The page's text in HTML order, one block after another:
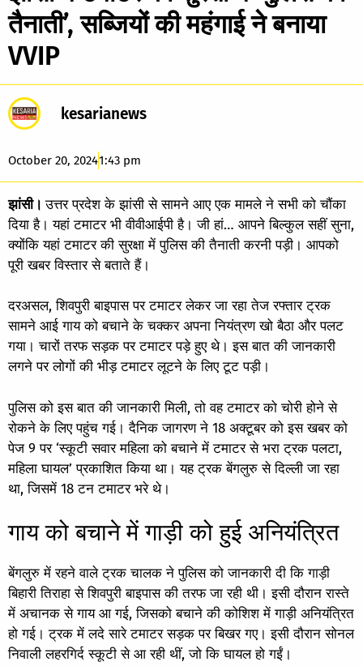
तैनाती’, सब्जियों की महंगाई ने बनाया
VVIP
kesarianews
October 20, 20241:43 pm
झांसी।उत्तर प्रदेश के झांसी से सामने आए एक मामले ने सभी को चौंका
दिया है। यहां टमाटर भी वीवीआईपी है। जी हां… आपने बिल्कुल सहीं सुना,
क्योंकि यहां टमाटर की सुरक्षा में पुलिस की तैनाती करनी पड़ी। आपको
पूरी खबर विस्तार से बताते हैं।
दरअसल, शिवपुरी बाइपास पर टमाटर लेकर जा रहा तेज रफ्तार ट्रक
सामने आई गाय को बचाने के चक्कर अपना नियंत्रण खो बैठा और पलट
गया। चारों तरफ सड़क पर टमाटर पड़े हुए थे। इस बात की जानकारी
लगने पर लोगों की भीड़ टमाटर लूटने के लिए टूट पड़ी।
पुलिस को इस बात की जानकारी मिली, तो वह टमाटर को चोरी होने से
रोकने के लिए पहुंच गई। दैनिक जागरण ने 18 अक्टूबर को इस खबर को
पेज 9 पर ‘स्कूटी सवार महिला को बचाने में टमाटर से भरा ट्रक पलटा,
महिला घायल’ प्रकाशित किया था। यह ट्रक बेंगलुरु से दिल्ली जा रहा
था, जिसमें 18 टन टमाटर भरे थे।
गाय को बचाने में गाड़ी को हुई अनियंत्रित
बेंगलुरु में रहने वाले ट्रक चालक ने पुलिस को जानकारी दी कि गाड़ी
बिहारी तिराहा से शिवपुरी बाइपास की तरफ जा रही थी। इसी दौरान रास्ते
में अचानक से गाय आ गई, जिसको बचाने की कोशिश में गाड़ी अनियंत्रित
हो गई। ट्रक में लदे सारे टमाटर सड़क पर बिखर गए। इसी दौरान सोनल
निवाली लहरगिर्द स्कूटी से आ रही थीं, जो कि घायल हो गईं।